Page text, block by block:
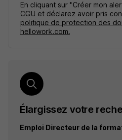
En cliquant sur "Créer mon
CGU et déclarez avoir pris
politique de protection des
hellowork.com.
Élargissez votre
Emploi Directeur de la